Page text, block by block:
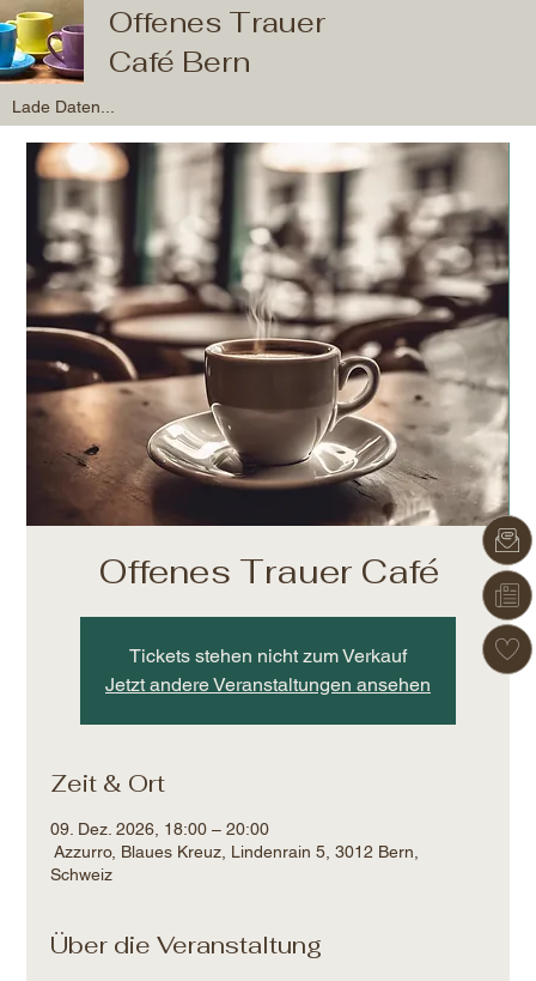
Lade Daten...
Offenes Trauer
Café Bern
Offenes Trauer Café
Tickets stehen nicht zum Verkauf
Jetzt andere Veranstaltungen ansehen
Zeit & Ort
09. Dez. 2026, 18:00 – 20:00
Azzurro, Blaues Kreuz, Lindenrain 5, 3012 Bern,
Schweiz
Über die Veranstaltung